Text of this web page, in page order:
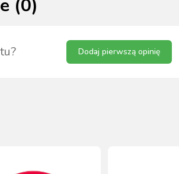
(0)
Dodaj pierwszą opinię